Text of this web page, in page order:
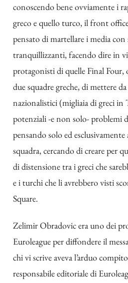
conoscendo bene ovviamente i
greco e quello turco, il front
pensato di martellare i media
tranquillizzanti, facendo dire in
protagonisti di quelle Final Four,
due squadre greche, di mettere
nazionalistici (migliaia di greci in
potenziali -e non solo- problemi
pensando solo ed
squadra, cercando di creare per
di distensione tra i greci che
e i turchi che li avrebbero visti
Square.
Zelimir Obradovic era uno dei
Euroleague per diffondere il
chi vi scrive aveva l’arduo
responsabile editoriale di